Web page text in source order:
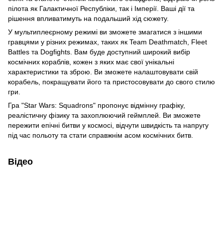
пілота як Галактичної Республіки, так і Імперії. Ваші дії та
рішення впливатимуть на подальший хід сюжету.
У мультиплеєрному режимі ви зможете змагатися з іншими
гравцями у різних режимах, таких як Team Deathmatch, Fleet
Battles та Dogfights. Вам буде доступний широкий вибір
космічних кораблів, кожен з яких має свої унікальні
характеристики та зброю. Ви зможете налаштовувати свій
корабель, покращувати його та пристосовувати до свого стилю
гри.
Гра "Star Wars: Squadrons" пропонує відмінну графіку,
реалістичну фізику та захоплюючий геймплей. Ви зможете
пережити епічні битви у космосі, відчути швидкість та напругу
під час польоту та стати справжнім асом космічних битв.
Відео